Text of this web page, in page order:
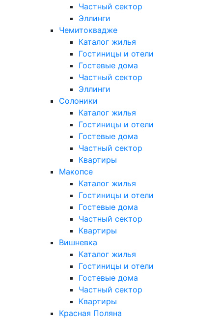
Частный сектор
Эллинги
Чемитоквадже
Каталог жилья
Гостиницы и отели
Гостевые дома
Частный сектор
Эллинги
Солоники
Каталог жилья
Гостиницы и отели
Гостевые дома
Частный сектор
Квартиры
Макопсе
Каталог жилья
Гостиницы и отели
Гостевые дома
Частный сектор
Квартиры
Вишневка
Каталог жилья
Гостиницы и отели
Гостевые дома
Частный сектор
Квартиры
Красная Поляна